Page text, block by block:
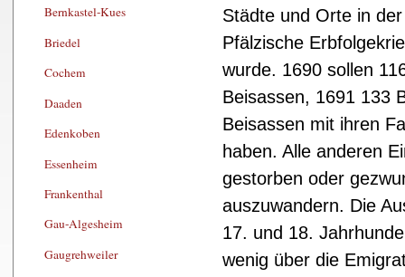
Bernkastel-Kues
Briedel
Cochem
Daaden
Edenkoben
Essenheim
Frankenthal
Gau-Algesheim
Gaugrehweiler
Städte und Orte in
Pfälzische
wurde. 1690 sollen
Beisassen, 1691 133
Beisassen mit ihren
haben. Alle anderen
gestorben oder
auszuwandern. Die
17. und 18.
wenig über die